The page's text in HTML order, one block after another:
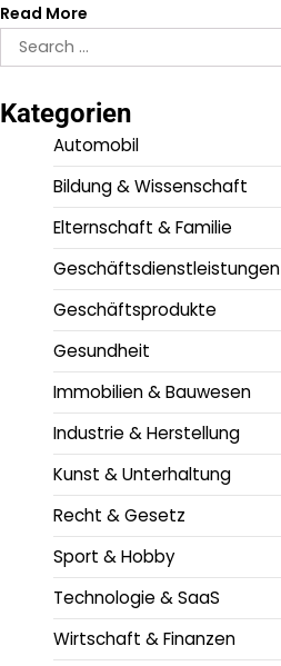
Read More
Search
for:
Kategorien
Automobil
Bildung & Wissenschaft
Elternschaft & Familie
Geschäftsdienstleistungen
Geschäftsprodukte
Gesundheit
Immobilien & Bauwesen
Industrie & Herstellung
Kunst & Unterhaltung
Recht & Gesetz
Sport & Hobby
Technologie & SaaS
Wirtschaft & Finanzen